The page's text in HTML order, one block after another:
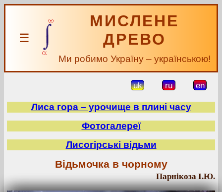
☰
МИСЛЕНЕ
ДРЕВО
Ми робимо Україну – українською!
uk ru en
Лиса гора – урочище в плині часу
Фотогалереї
Лисогірські відьми
Відьмочка в чорному
Парнікоза І.Ю.